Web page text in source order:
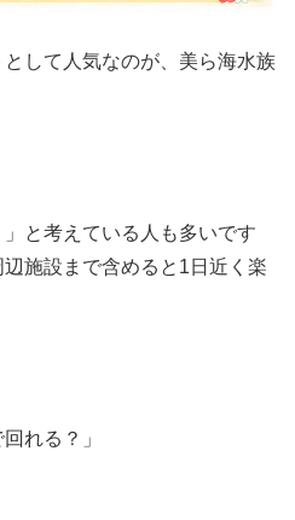
して人気なのが、美ら海水族
と考えている人も多いです
施設まで含めると1日近く楽
れる？」